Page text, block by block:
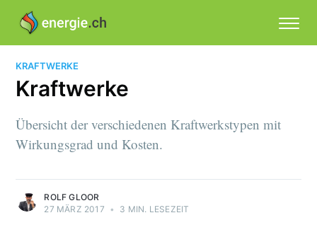
KRAFTWERKE
Kraftwerke
Übersicht der verschiedenen Kraftwerkstypen mit
Wirkungsgrad und Kosten.
ROLF GLOOR
27 MÄRZ 2017 • 3 MIN. LESEZEIT